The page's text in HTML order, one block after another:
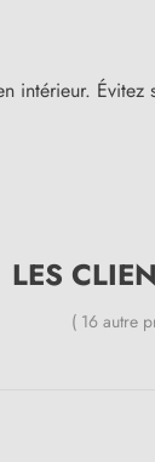
Évitez
LES
( 16 autre